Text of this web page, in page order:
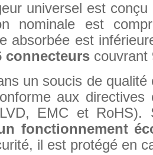
universel est
nominale est
absorbée est
connecteurs couvrant
un soucis de
aux
EMC et RoHS).
fonctionnement
il est protégé en